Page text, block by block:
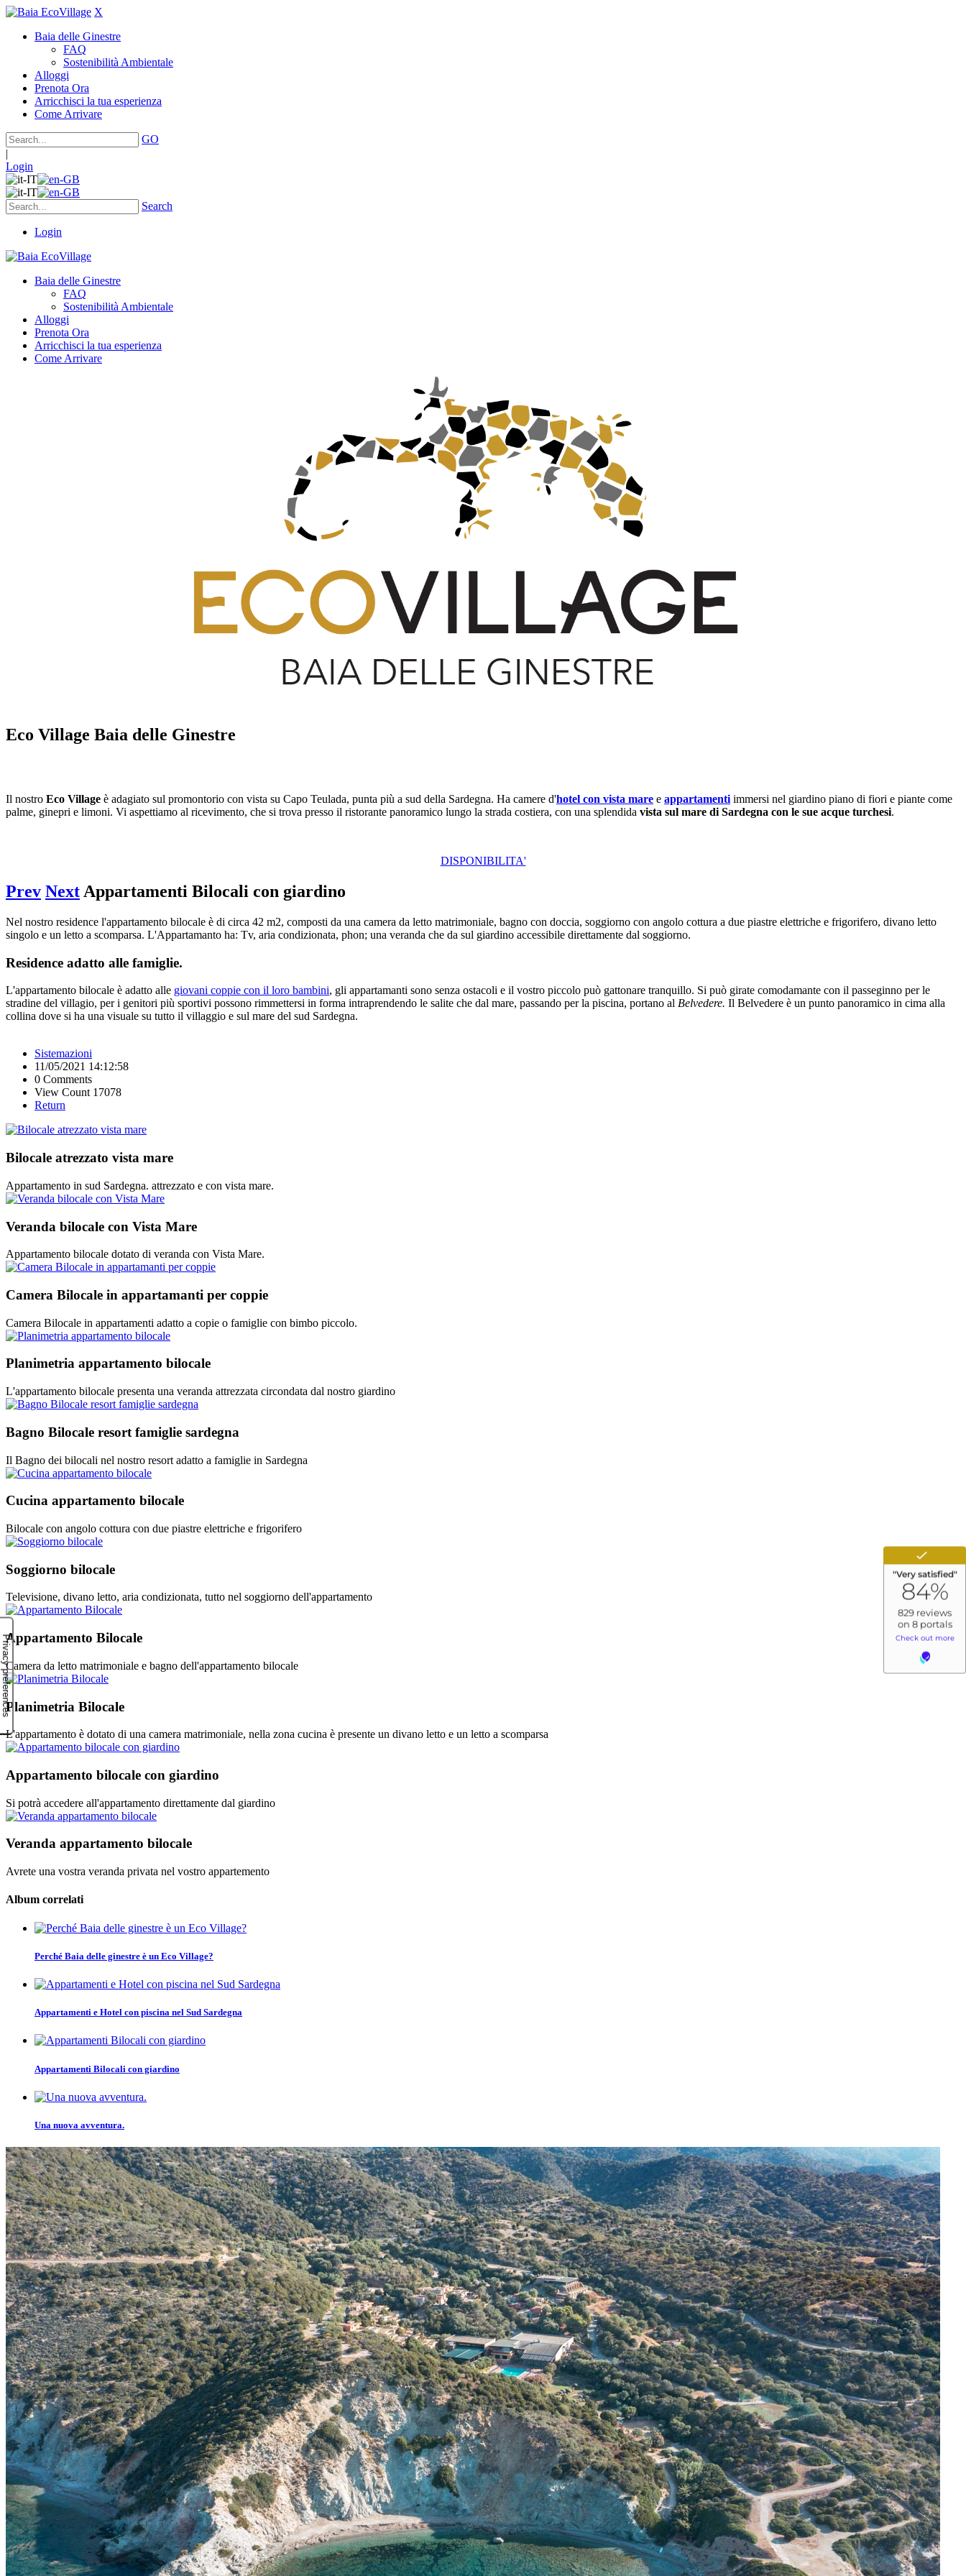
X
Baia delle Ginestre
FAQ
Sostenibilità Ambientale
Alloggi
Prenota Ora
Arricchisci la tua esperienza
Come Arrivare
GO
|
Login
Search
Login
Baia delle Ginestre
FAQ
Sostenibilità Ambientale
Alloggi
Prenota Ora
Arricchisci la tua esperienza
Come Arrivare
Eco Village Baia delle Ginestre
Il nostro Eco Village è adagiato sul promontorio con vista su Capo Teulada, punta più a sud della Sardegna. Ha camere d'hotel con vista mare e appartamenti immersi nel giardino piano di fiori e piante come
palme, ginepri e limoni. Vi aspettiamo al ricevimento, che si trova presso il ristorante panoramico lungo la strada costiera, con una splendida vista sul mare di Sardegna con le sue acque turchesi.
DISPONIBILITA'
Prev Next Appartamenti Bilocali con giardino
Nel nostro residence l'appartamento bilocale è di circa 42 m2, composti da una camera da letto matrimoniale, bagno con doccia, soggiorno con angolo cottura a due piastre elettriche e frigorifero, divano letto
singolo e un letto a scomparsa. L'Appartamanto ha: Tv, aria condizionata, phon; una veranda che da sul giardino accessibile direttamente dal soggiorno.
Residence adatto alle famiglie.
L'appartamento bilocale è adatto alle giovani coppie con il loro bambini, gli appartamanti sono senza ostacoli e il vostro piccolo può gattonare tranquillo. Si può girate comodamante con il passeginno per le
stradine del villagio, per i genitori più sportivi possono rimmettersi in forma intraprendendo le salite che dal mare, passando per la piscina, portano al Belvedere. Il Belvedere è un punto panoramico in cima alla
collina dove si ha una visuale su tutto il villaggio e sul mare del sud Sardegna.
Sistemazioni
11/05/2021 14:12:58
0 Comments
View Count 17078
Return
Bilocale atrezzato vista mare
Appartamento in sud Sardegna. attrezzato e con vista mare.
Veranda bilocale con Vista Mare
Appartamento bilocale dotato di veranda con Vista Mare.
Camera Bilocale in appartamanti per coppie
Camera Bilocale in appartamenti adatto a copie o famiglie con bimbo piccolo.
Planimetria appartamento bilocale
L'appartamento bilocale presenta una veranda attrezzata circondata dal nostro giardino
Bagno Bilocale resort famiglie sardegna
Il Bagno dei bilocali nel nostro resort adatto a famiglie in Sardegna
Cucina appartamento bilocale
Bilocale con angolo cottura con due piastre elettriche e frigorifero
Soggiorno bilocale
Televisione, divano letto, aria condizionata, tutto nel soggiorno dell'appartamento
Appartamento Bilocale
Camera da letto matrimoniale e bagno dell'appartamento bilocale
Planimetria Bilocale
L'appartamento è dotato di una camera matrimoniale, nella zona cucina è presente un divano letto e un letto a scomparsa
Appartamento bilocale con giardino
Si potrà accedere all'appartamento direttamente dal giardino
Veranda appartamento bilocale
Avrete una vostra veranda privata nel vostro appartemento
Album correlati
Perché Baia delle ginestre è un Eco Village?
Appartamenti e Hotel con piscina nel Sud Sardegna
Appartamenti Bilocali con giardino
Una nuova avventura.